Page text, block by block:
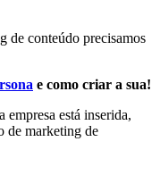
de conteúdo precisamos
e como criar a sua!
empresa está inserida,
de marketing de